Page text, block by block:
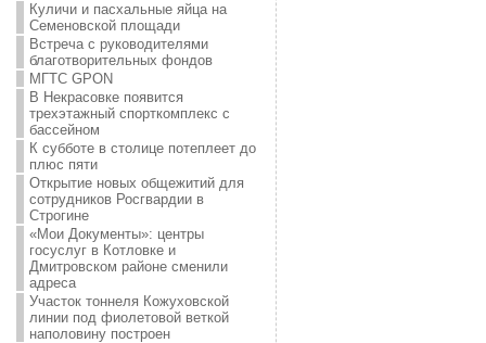
Куличи и пасхальные яйца на
Семеновской площади
Встреча с руководителями
благотворительных фондов
МГТС GPON
В Некрасовке появится
трехэтажный спорткомплекс с
бассейном
К субботе в столице потеплеет до
плюс пяти
Открытие новых общежитий для
сотрудников Росгвардии в
Строгине
«Мои Документы»: центры
госуслуг в Котловке и
Дмитровском районе сменили
адреса
Участок тоннеля Кожуховской
линии под фиолетовой веткой
наполовину построен